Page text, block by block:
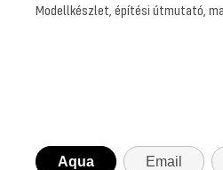
Modellkészlet, építési útmutató,
Aqua Email